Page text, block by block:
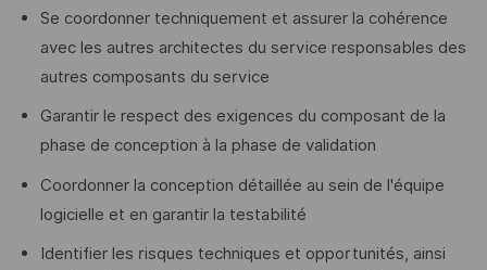
Se coordonner techniquement et assurer la cohérence
avec les autres architectes du service responsables des
autres composants du service
Garantir le respect des exigences du composant de la
phase de conception à la phase de validation
Coordonner la conception détaillée au sein de l'équipe
logicielle et en garantir la testabilité
Identifier les risques techniques et opportunités, ainsi